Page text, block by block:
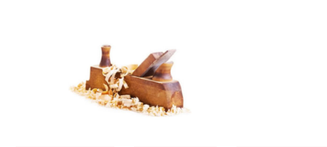
Ümraniye Mobilya Kapı Tamircisi – Mobilya Kapı